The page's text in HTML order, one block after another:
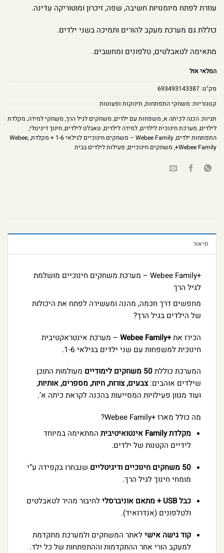
עוזרת לפתח מיומנויות חשיבה, שפה, זיכרון ומוטוריקה עדינה.
כוללת גם מערכת מעקב להורים ותמיכה בשני ילדים.
מתאימה לטאבלטים, טלפונים ומחשבים.
המלאי אזל
מק"ט:693493143387
קטגוריות: משחקי התפתחות, תינוקות ופעוטות
תגיות:הכנה לכיתה א, משפחות עם ילדים, משחקים לגיל הרך, משחקי למידה, מקלדת
לילדים, מערכת חינוכית לילדים,למידה לילדים, טאבלט לילדים,חינוך דיגיטלי,
התפתחות ילדים,Webee Family – משחקים חינוכיים לגילאי 1-6 + מקלדת ,
Webee,
+Webee Family
, משחקים חינוכיים, פעילות לילדים בבית
תיאור
+Webee Family – מערכת משחקים חינוכיים מושלמת
לגיל הרך
מחפשים דרך חכמה, מהנה ומעשירה לפתח את היכולות
של הילדים בגיל הרך?
הכירו את+Webee Family
– מערכת אינטראקטיבית
חינוכית למשפחות עם שני ילדים בגילאי 1-6.
המערכת כוללת50 משחקים לימודיים
מעולמות התוכן
שילדים אוהבים:צבעים, צורות, חיות, מספרים, אותיות,
ועוד מגוון פעילויות המסייעות בהכנה לקראת כיתה א’.
מה כולל מארז +Webee Family?
מקלדת Family אינטואיטיבית
המתאימה במיוחד
לידיים הקטנות של ילדים.
50 משחקים חינוכיים ודיגיטליים
שנבחרו בקפידה ע”י
מומחי חינוך לגיל הרך.
כבל USB + מתאם אוניברסלי
לחיבור מהיר לטאבלטים
ולטלפונים (אנדרואיד).
קוד גישה אישילאתר המשחקים ולמערכת מתקדמת
למעקב הורי אחר ההתקדמות וההתפתחות של כל ילד.